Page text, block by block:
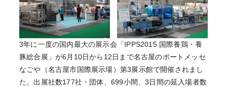
3年に一度の国内最大の展示会「IPPS2015 国際養鶏・養
豚総合展」が6月10日から12日まで名古屋のポートメッセ
なごや（名古屋市国際展示場）第3展示館で開催されまし
た。出展社数177社・団体、699小間、3日間の延入場者数